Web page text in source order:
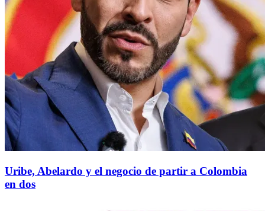
Uribe, Abelardo y el negocio de partir a Colombia
en dos